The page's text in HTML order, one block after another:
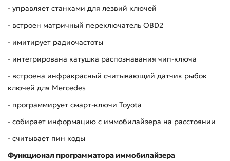
- управляет станками для лезвий ключей
- встроен матричный переключатель OBD2
- имитирует радиочастоты
- интегрирована катушка распознавания чип-ключа
- встроена инфракрасный считывающий датчик рыбок
ключей для Mercedes
- программирует смарт-ключи Toyota
- собирает информацию с иммобилайзера на расстоянии
- считывает пин коды
Функционал программатора иммобилайзера